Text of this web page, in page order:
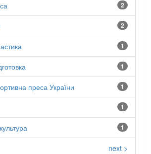
2
2
1
1
1
преса України
1
1
next >